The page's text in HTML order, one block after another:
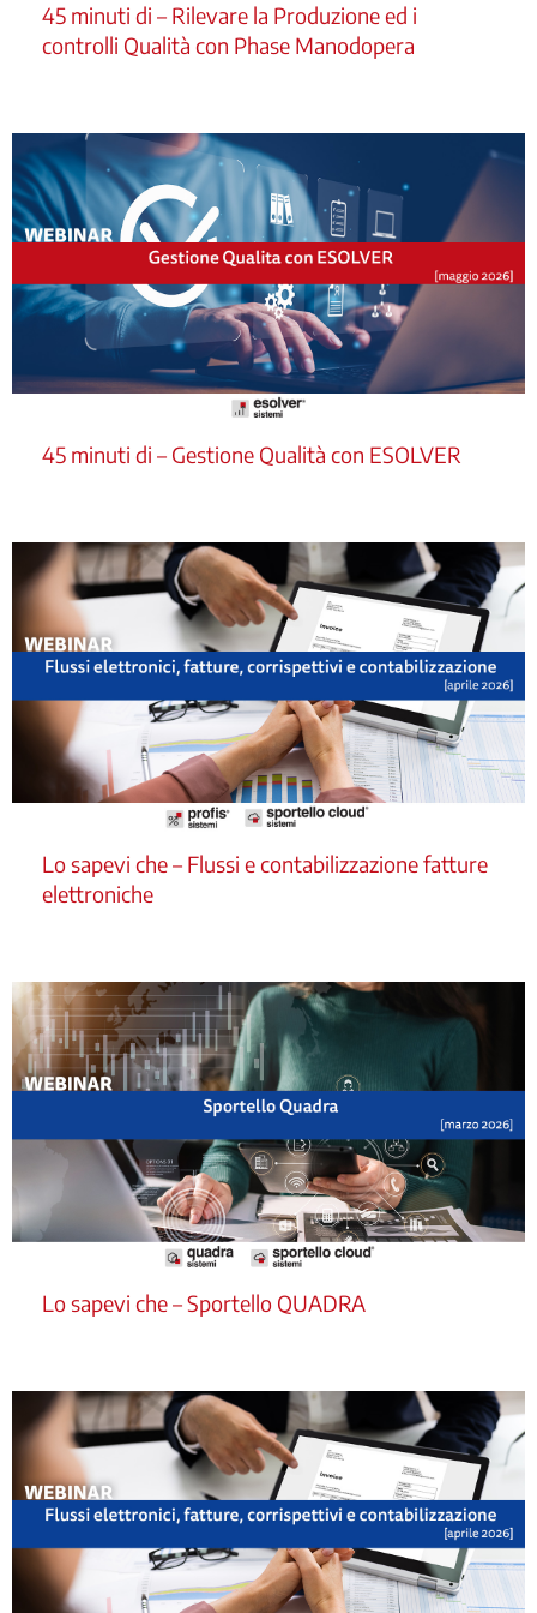
45 minuti di – Rilevare la Produzione ed i
controlli Qualità con Phase Manodopera
45 minuti di – Gestione Qualità con ESOLVER
Lo sapevi che – Flussi e contabilizzazione fatture
elettroniche
Lo sapevi che – Sportello QUADRA